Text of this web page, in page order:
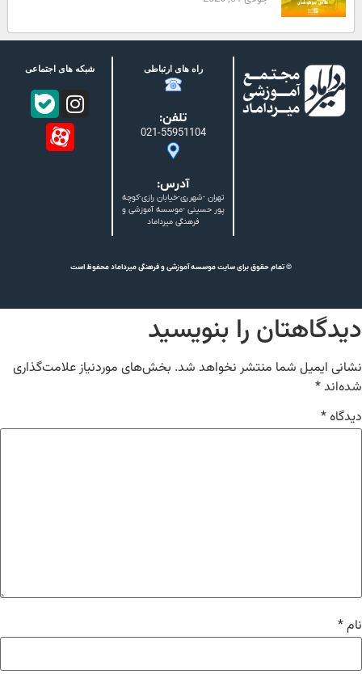
راه های ارتباطی
تلفن:
021-55951104
آدرس:
تهران -شهرری-خیابان رازی-کوچه
پور حسینی -موسسه آموزشی و
فرهنگی میرداماد
شبکه های اجتماعی
© تمام حقوق برای سایت موسسه آموزشی و فرهنگی میرداماد محفوظ است
دیدگاهتان را بنویسید
نشانی ایمیل شما منتشر نخواهد شد. بخش‌های موردنیاز علامت‌گذاری
شده‌اند*
دیدگاه*
نام*